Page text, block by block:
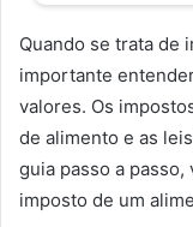
Quando se trata de
importante
valores. Os
de alimento e as
guia passo a
imposto de um